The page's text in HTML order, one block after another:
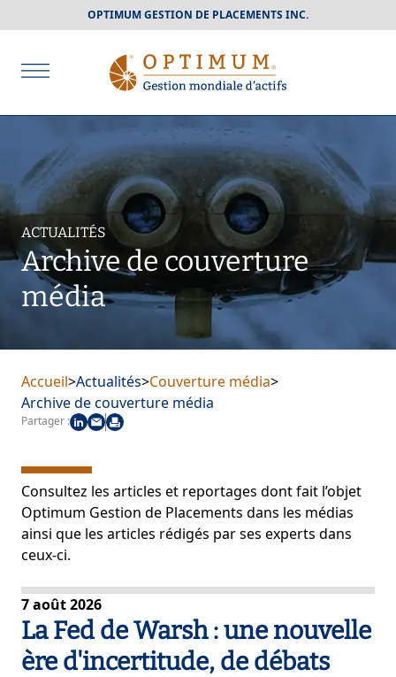
OPTIMUM GESTION DE PLACEMENTS INC.
ACTUALITÉS
Archive de couverture
média
Accueil>Actualités>Couverture média>
Archive de couverture média
Partager :
Consultez les articles et reportages dont fait l’objet
Optimum Gestion de Placements dans les médias
ainsi que les articles rédigés par ses experts dans
ceux-ci.
7 août 2026
La Fed de Warsh : une nouvelle
ère d'incertitude, de débats